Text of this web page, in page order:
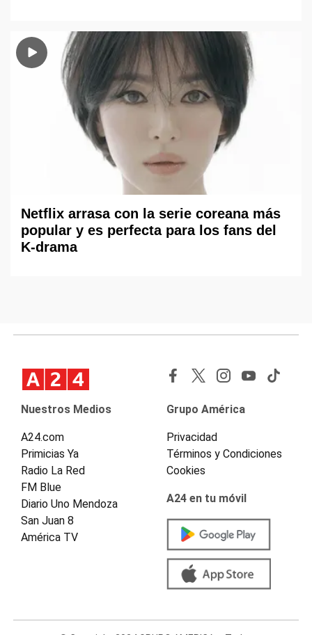
Netflix arrasa con la serie coreana más
popular y es perfecta para los fans del
K-drama
Nuestros Medios
A24.com
Primicias Ya
Radio La Red
FM Blue
Diario Uno Mendoza
San Juan 8
América TV
Grupo América
Privacidad
Términos y Condiciones
Cookies
A24 en tu móvil